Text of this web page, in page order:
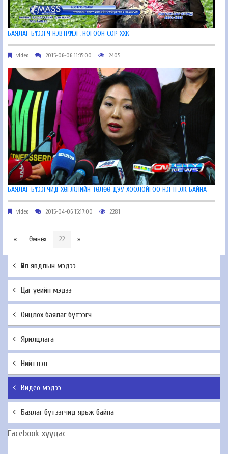
БАЯЛАГ БҮТЭЭГЧ НЭВТРҮҮЛЭГ, НОГООН СОР ХХК
video 2015-06-06 11:35:00 2405
БАЯЛАГ БҮТЭЭГЧИД ХӨГЖЛИЙН ТӨЛӨӨ ДУУ ХООЛОЙГОО НЭГТГЭЖ БАЙНА
video 2015-04-06 15:17:00 2281
« Өмнөх 22 »
Үйл явдлын мэдээ
Цаг үеийн мэдээ
Онцлох баялаг бүтээгч
Ярилцлага
Нийтлэл
Видео мэдээ
Баялаг бүтээгчид ярьж байна
Facebook хуудас